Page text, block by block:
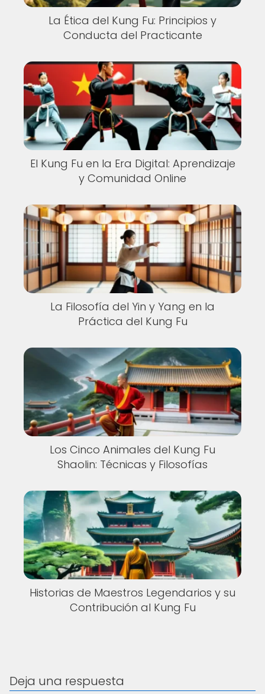
La Ética del Kung Fu: Principios y
Conducta del Practicante
El Kung Fu en la Era Digital: Aprendizaje
y Comunidad Online
La Filosofía del Yin y Yang en la
Práctica del Kung Fu
Los Cinco Animales del Kung Fu
Shaolin: Técnicas y Filosofías
Historias de Maestros Legendarios y su
Contribución al Kung Fu
Deja una respuesta